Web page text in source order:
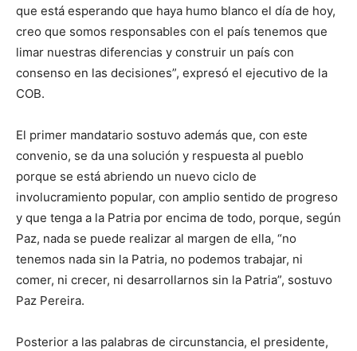
que está esperando que haya humo blanco el día de hoy,
creo que somos responsables con el país tenemos que
limar nuestras diferencias y construir un país con
consenso en las decisiones”, expresó el ejecutivo de la
COB.
El primer mandatario sostuvo además que, con este
convenio, se da una solución y respuesta al pueblo
porque se está abriendo un nuevo ciclo de
involucramiento popular, con amplio sentido de progreso
y que tenga a la Patria por encima de todo, porque, según
Paz, nada se puede realizar al margen de ella, “no
tenemos nada sin la Patria, no podemos trabajar, ni
comer, ni crecer, ni desarrollarnos sin la Patria”, sostuvo
Paz Pereira.
Posterior a las palabras de circunstancia, el presidente,